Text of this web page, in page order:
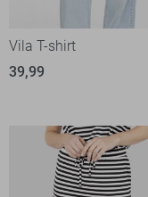
Vila T-shirt
39,99